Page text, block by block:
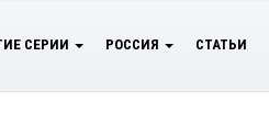
СЕРИИ РОССИЯ СТАТЬИ